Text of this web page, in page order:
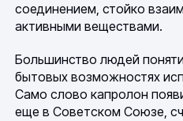
соединением, стойко
активными веществами.
Большинство людей
бытовых возможностях
Само слово капролон
еще в Советском Союзе,